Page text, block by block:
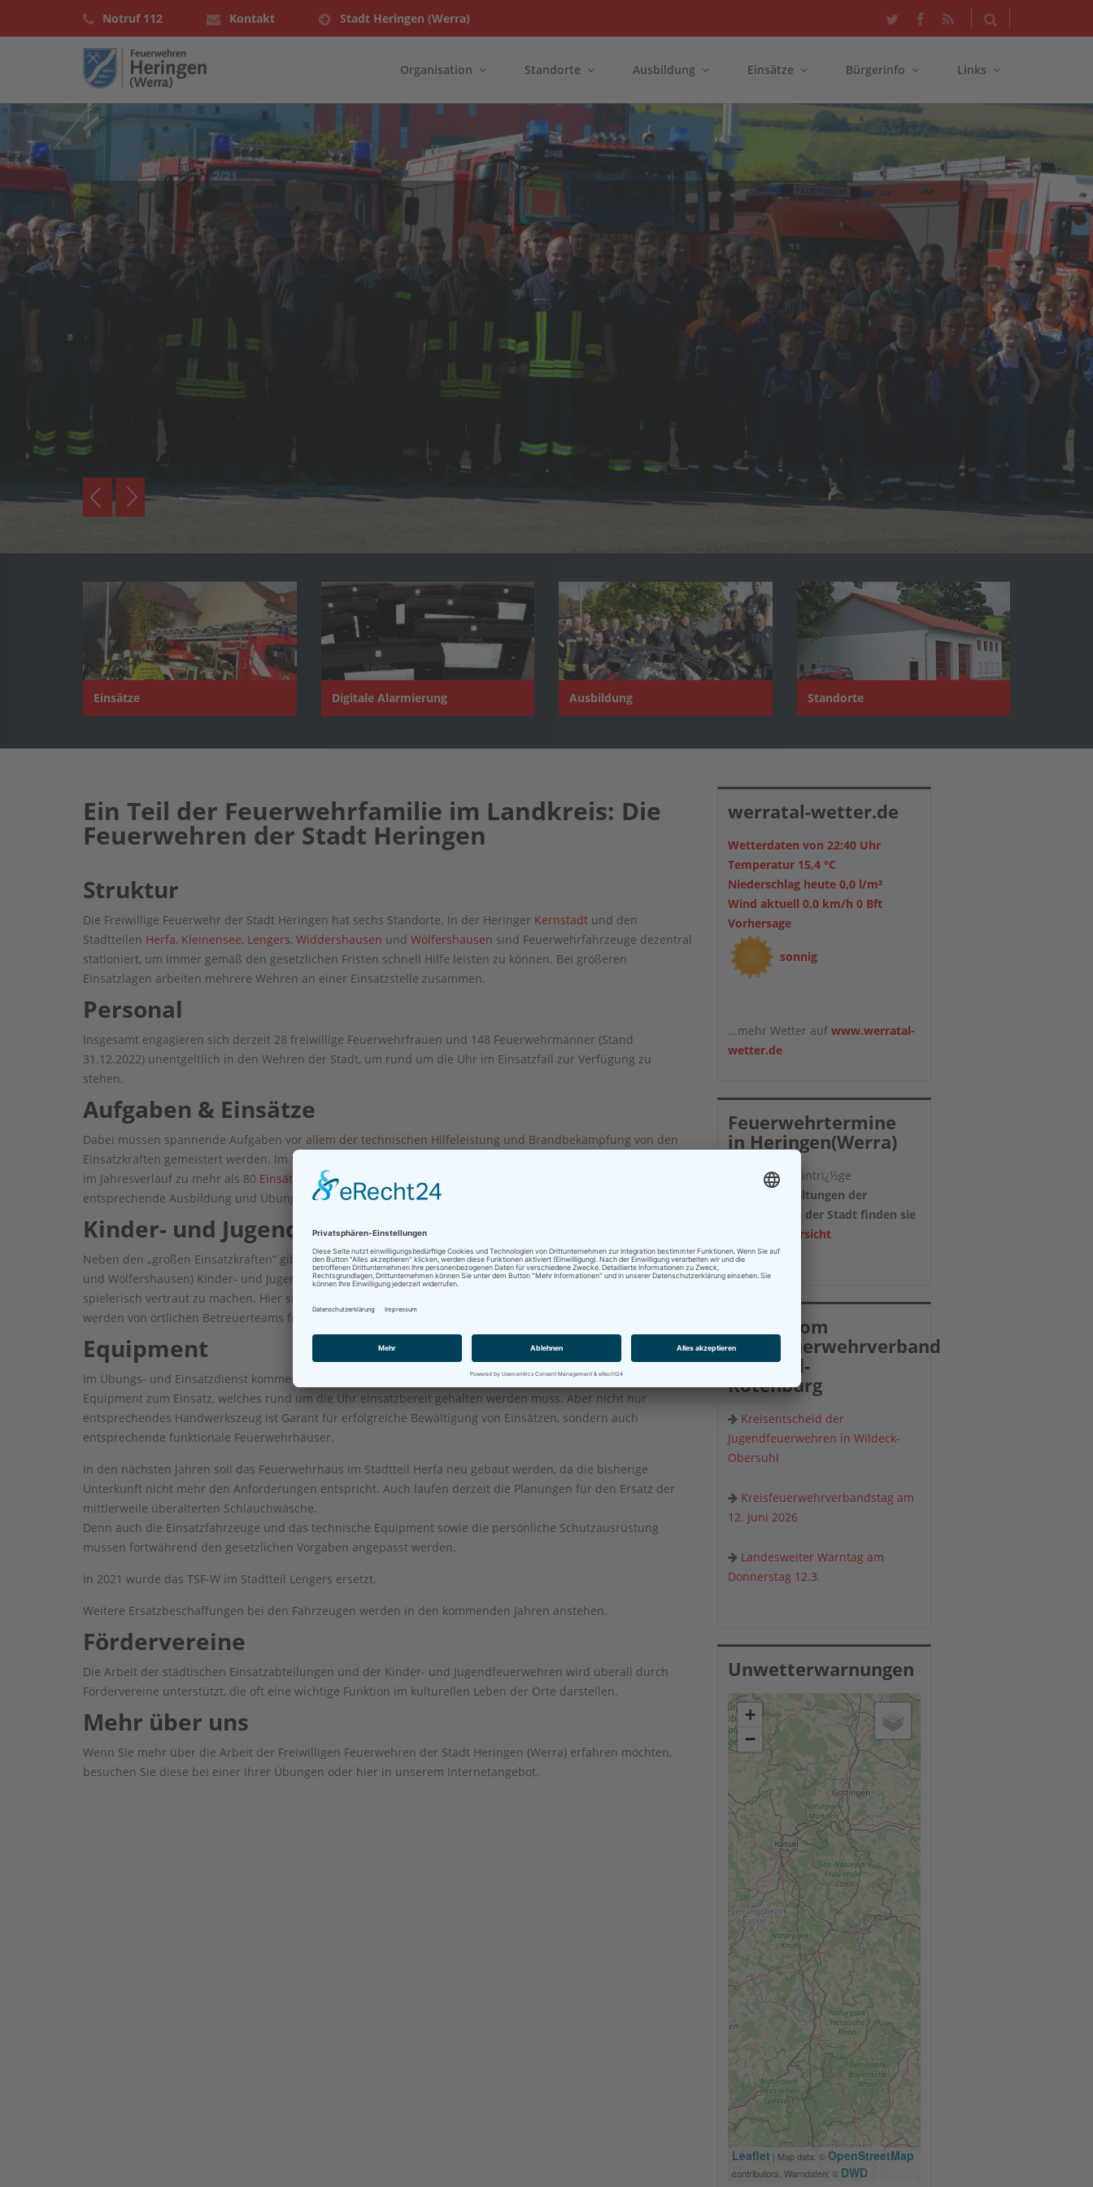
Notruf 112 Kontakt Stadt Heringen (Werra)
Organisation Standorte Ausbildung Einsätze Bürgerinfo Links
Einsätze Digitale Alarmierung Ausbildung Standorte
Ein Teil der Feuerwehrfamilie im Landkreis: Die
Feuerwehren der Stadt Heringen
Struktur
Die Freiwillige Feuerwehr der Stadt Heringen hat sechs Standorte. In der Heringer Kernstadt und den
Stadtteilen Herfa, Kleinensee, Lengers, Widdershausen und Wölfershausen sind Feuerwehrfahrzeuge dezentral
stationiert, um immer gemäß den gesetzlichen Fristen schnell Hilfe leisten zu können. Bei größeren
Einsatzlagen arbeiten mehrere Wehren an einer Einsatzstelle zusammen.
Personal
Insgesamt engagieren sich derzeit 28 freiwillige Feuerwehrfrauen und 148 Feuerwehrmänner (Stand
31.12.2022) unentgeltlich in den Wehren der Stadt, um rund um die Uhr im Einsatzfall zur Verfügung zu
stehen.
Aufgaben & Einsätze
Dabei müssen spannende Aufgaben vor allem der technischen Hilfeleistung und Brandbekämpfung von den
Einsatzkräften gemeistert werden. Im Schnitt werden die Freiwilligen Feuerwehren der Stadt Heringen (Werra)
im Jahresverlauf zu mehr als 80 Einsätzen
alarmiert, für deren erfolgreiches Gelingen im Vorfeld eine
entsprechende Ausbildung und Übung erforderlich sind.
Kinder- und Jugendfeuerwehren
Neben den „großen Einsatzkräften“ gibt es in der Kernstadt und drei Stadtteilen (Kleinensee, Widdershausen
und Wölfershausen) Kinder- und Jugendfeuerwehren, um auch die Jüngsten mit der Berufung „Feuerwehr“
spielerisch vertraut zu machen. Hier sind 26 Kinder und 33 Jugendliche (Stand 31.12.2022) engagiert und
werden von örtlichen Betreuerteams feuerwehrtechnisch ausgebildet.
Equipment
Im Übungs- und Einsatzdienst kommen unterschiedlichste Feuerwehrfahrzeuge und entsprechendes
Equipment zum Einsatz, welches rund um die Uhr einsatzbereit gehalten werden muss. Aber nicht nur
entsprechendes Handwerkszeug ist Garant für erfolgreiche Bewältigung von Einsätzen, sondern auch
entsprechende funktionale Feuerwehrhäuser.
In den nächsten Jahren soll das Feuerwehrhaus im Stadtteil Herfa neu gebaut werden, da die bisherige
Unterkunft nicht mehr den Anforderungen entspricht. Auch laufen derzeit die Planungen für den Ersatz der
mittlerweile überalterten Schlauchwäsche.
Denn auch die Einsatzfahrzeuge und das technische Equipment sowie die persönliche Schutzausrüstung
müssen fortwährend den gesetzlichen Vorgaben angepasst werden.
In 2021 wurde das TSF-W im Stadtteil Lengers ersetzt.
Weitere Ersatzbeschaffungen bei den Fahrzeugen werden in den kommenden Jahren anstehen.
Fördervereine
Die Arbeit der städtischen Einsatzabteilungen und der Kinder- und Jugendfeuerwehren wird überall durch
Fördervereine unterstützt, die oft eine wichtige Funktion im kulturellen Leben der Orte darstellen.
Mehr über uns
Wenn Sie mehr über die Arbeit der Freiwilligen Feuerwehren der Stadt Heringen (Werra) erfahren möchten,
besuchen Sie diese bei einer ihrer Übungen oder hier in unserem Internetangebot.
werratal-wetter.de
Wetterdaten von 22:40 Uhr
Temperatur 15,4 °C
Niederschlag heute 0,0 l/m²
Wind aktuell 0,0 km/h 0 Bft
Vorhersage
sonnig
...mehr Wetter auf www.werratal-
wetter.de
Feuerwehrtermine
in Heringen(Werra)
leider keine Eintrï¿½ge
Alle Veranstaltungen der
Feuerwehren der Stadt finden sie
Übersicht
Neues vom
Kreisfeuerwehrverband
Hersfeld-
Rotenburg
Kreisentscheid der
Jugendfeuerwehren in Wildeck-
Obersuhl
Kreisfeuerwehrverbandstag am
12. Juni 2026
Landesweiter Warntag am
Donnerstag 12.3.
Unwetterwarnungen
+
−
Leaflet | Map data: ©OpenStreetMap
contributors, Warndaten: © DWD